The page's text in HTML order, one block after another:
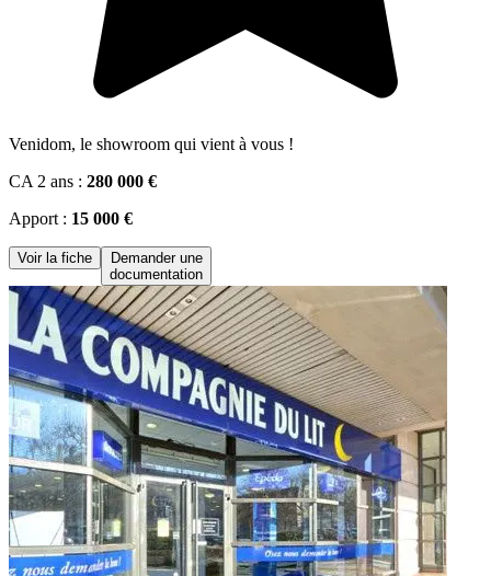
Venidom, le showroom qui vient à vous !
CA 2 ans : 280 000 €
Apport : 15 000 €
Voir la fiche
Demander une
documentation